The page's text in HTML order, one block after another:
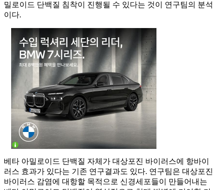
밀로이드 단백질 침착이 진행될 수 있다는 것이 연구팀의 분석
이다.
베타 아밀로이드 단백질 자체가 대상포진 바이러스에 항바이
러스 효과가 있다는 기존 연구결과도 있다. 연구팀은 대상포진
바이러스 감염에 대항할 목적으로 신경세포들이 만들어내는